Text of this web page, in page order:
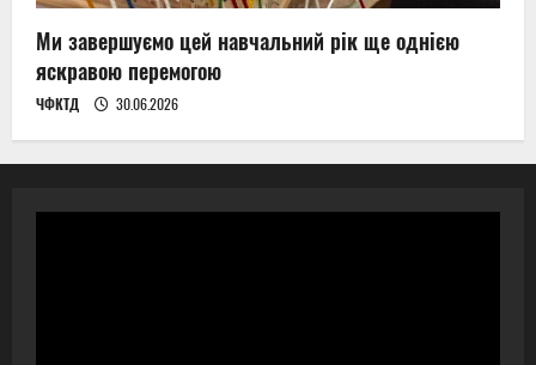
Ми завершуємо цей навчальний рік ще однією
яскравою перемогою
ЧФКТД 30.06.2026